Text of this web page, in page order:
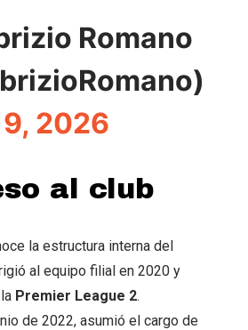
Romano
2026
al club
la estructura interna del
al equipo filial en 2020 y
Premier League 2.
de 2022, asumió el cargo de